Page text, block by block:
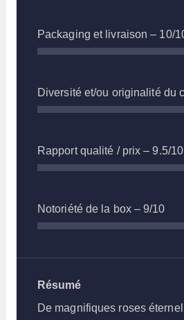
Packaging et livraison – 10/
Diversité et/ou originalité du
Rapport qualité / prix –9.5/10
Notoriété de la box –9/10
Résumé
De magnifiques roses